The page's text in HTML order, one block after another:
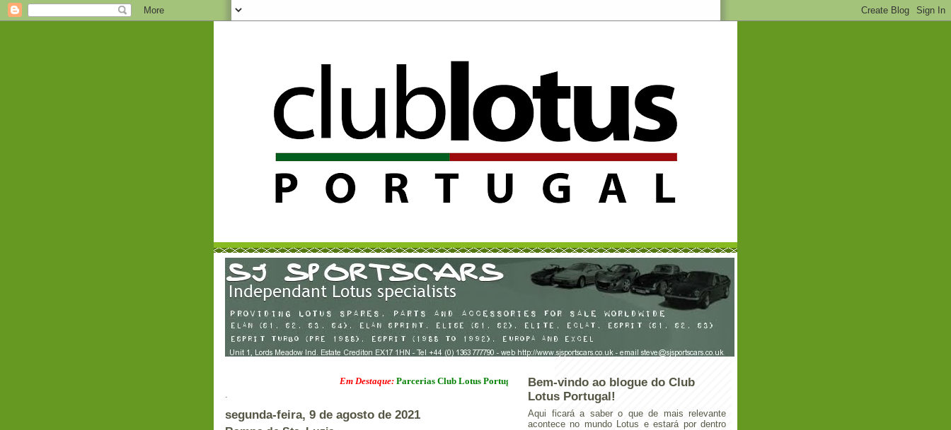
Em Destaque:Parcerias Club Lotus Portugal
segunda-feira, 9 de agosto de 2021
Bem-vindo ao blogue do Club
Lotus Portugal!
Aqui ficará a saber o que de mais relevante
acontece no mundo Lotus e estará por dentro